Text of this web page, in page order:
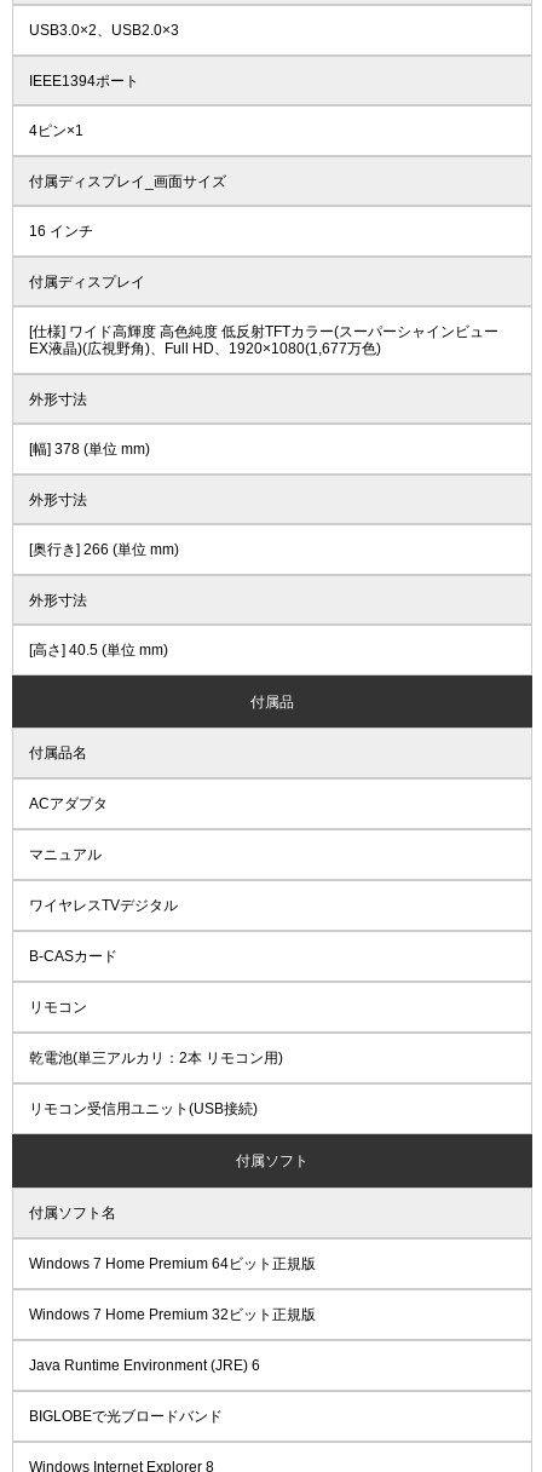
USB3.0×2、USB2.0×3
IEEE1394ポート
4ピン×1
付属ディスプレイ_画面サイズ
16 インチ
付属ディスプレイ
[仕様] ワイド高輝度 高色純度 低反射TFTカラー(スーパーシャインビュー
EX液晶)(広視野角)、Full HD、1920×1080(1,677万色)
外形寸法
[幅] 378 (単位 mm)
外形寸法
[奥行き] 266 (単位 mm)
外形寸法
[高さ] 40.5 (単位 mm)
付属品
付属品名
ACアダプタ
マニュアル
ワイヤレスTVデジタル
B-CASカード
リモコン
乾電池(単三アルカリ：2本 リモコン用)
リモコン受信用ユニット(USB接続)
付属ソフト
付属ソフト名
Windows 7 Home Premium 64ビット正規版
Windows 7 Home Premium 32ビット正規版
Java Runtime Environment (JRE) 6
BIGLOBEで光ブロードバンド
Windows Internet Explorer 8